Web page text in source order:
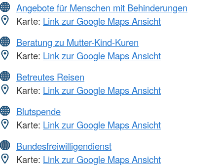
Angebote für Menschen mit Behinderungen
Karte: Link zur Google Maps Ansicht
Beratung zu Mutter-Kind-Kuren
Karte: Link zur Google Maps Ansicht
Betreutes Reisen
Karte: Link zur Google Maps Ansicht
Blutspende
Karte: Link zur Google Maps Ansicht
Bundesfreiwilligendienst
Karte: Link zur Google Maps Ansicht